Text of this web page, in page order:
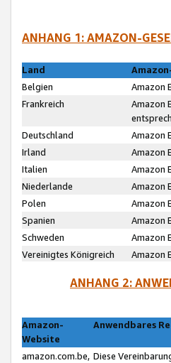
ANHANG 1: AMAZON-
Land
Belgien
Amazon
Frankreich
Amazon
Deutschland
Amazon
Irland
Amazon
Italien
Amazon
Niederlande
Amazon
Polen
Amazon
Spanien
Amazon
Schweden
Amazon
Vereinigtes Königreich
Amazon
ANHANG 2:
Amazon-
Website
Anwendbares
amazon.com.be, Diese